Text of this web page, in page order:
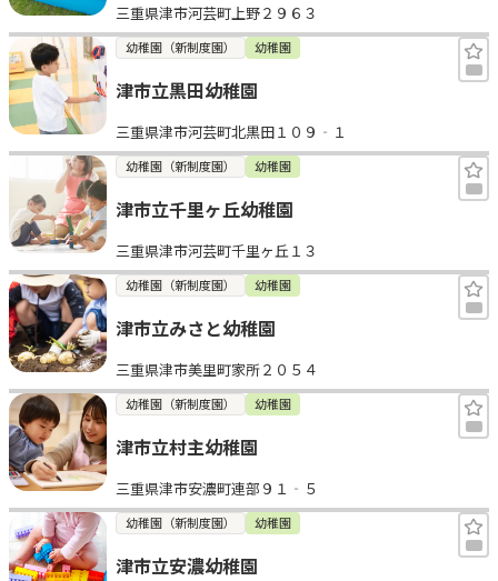
三重県津市河芸町上野２９６３
幼稚園（新制度園） 幼稚園
津市立黒田幼稚園
三重県津市河芸町北黒田１０９‐１
幼稚園（新制度園） 幼稚園
津市立千里ヶ丘幼稚園
三重県津市河芸町千里ヶ丘１３
幼稚園（新制度園） 幼稚園
津市立みさと幼稚園
三重県津市美里町家所２０５４
幼稚園（新制度園） 幼稚園
津市立村主幼稚園
三重県津市安濃町連部９１‐５
幼稚園（新制度園） 幼稚園
津市立安濃幼稚園